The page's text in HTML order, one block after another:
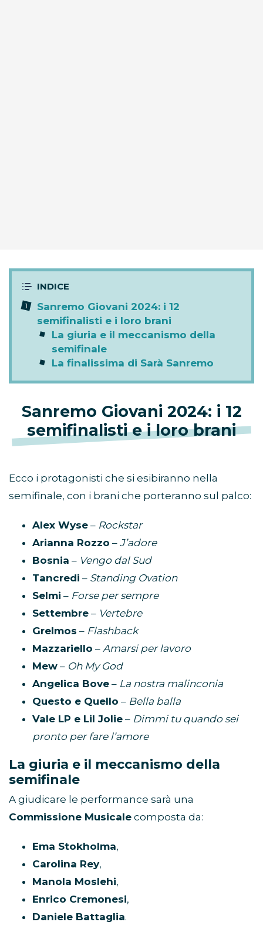
Sanremo Giovani 2024: i 12
semifinalisti e i loro brani
La giuria e il meccanismo della
semifinale
La finalissima di Sarà Sanremo
Sanremo Giovani 2024: i 12
semifinalisti e i loro brani
Ecco i protagonisti che si esibiranno nella
semifinale, con i brani che porteranno sul palco:
Alex Wyse – Rockstar
Arianna Rozzo – J’adore
Bosnia – Vengo dal Sud
Tancredi – Standing Ovation
Selmi – Forse per sempre
Settembre – Vertebre
Grelmos – Flashback
Mazzariello – Amarsi per lavoro
Mew – Oh My God
Angelica Bove – La nostra malinconia
Questo e Quello – Bella balla
Vale LP e Lil Jolie – Dimmi tu quando sei
pronto per fare l’amore
La giuria e il meccanismo della
semifinale
A giudicare le performance sarà una
Commissione Musicale composta da:
Ema Stokholma,
Carolina Rey,
Manola Moslehi,
Enrico Cremonesi,
Daniele Battaglia.